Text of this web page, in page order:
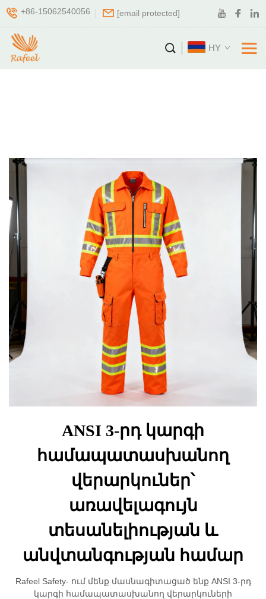
+86-15062540056 [email protected]
HY
ANSI 3-րդ կարգի
համապատասխանող
վերարկուներ՝
առավելագույն
տեսանելիության և
անվտանգության համար
Rafeel Safety- ում մենք մասնագիտացած ենք ANSI 3-րդ
կարգի համապատասխանող վերարկուների